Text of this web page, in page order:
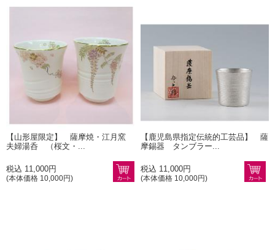
【山形屋限定】 薩摩焼・江月窯
夫婦湯呑 （桜文・...
税込 11,000円
(本体価格 10,000円)
【鹿児島県指定伝統的工芸品】 薩
摩錫器 タンブラー...
税込 11,000円
(本体価格 10,000円)